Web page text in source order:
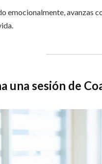
emocionalmente, avanzas
una sesión de